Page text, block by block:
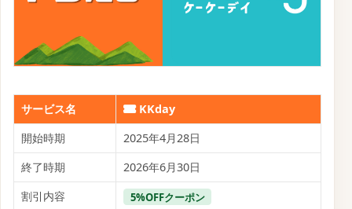
サービス名
KKday
開始時期
2025年4月28日
終了時期
2026年6月30日
割引内容
5%OFFクーポン